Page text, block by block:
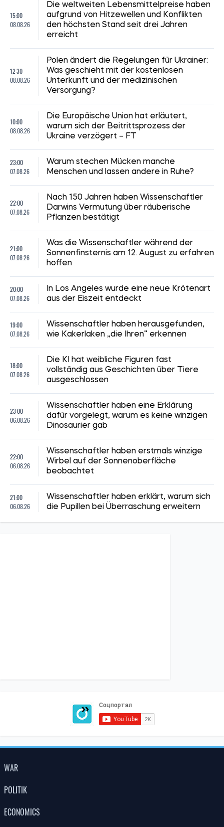
15:00
08.08.26
Die weltweiten Lebensmittelpreise haben
aufgrund von Hitzewellen und Konflikten
den höchsten Stand seit drei Jahren
erreicht
12:30
08.08.26
Polen ändert die Regelungen für Ukrainer:
Was geschieht mit der kostenlosen
Unterkunft und der medizinischen
Versorgung?
10:00
08.08.26
Die Europäische Union hat erläutert,
warum sich der Beitrittsprozess der
Ukraine verzögert – FT
23:00
07.08.26
Warum stechen Mücken manche
Menschen und lassen andere in Ruhe?
22:00
07.08.26
Nach 150 Jahren haben Wissenschaftler
Darwins Vermutung über räuberische
Pflanzen bestätigt
21:00
07.08.26
Was die Wissenschaftler während der
Sonnenfinsternis am 12. August zu erfahren
hoffen
20:00
07.08.26
In Los Angeles wurde eine neue Krötenart
aus der Eiszeit entdeckt
19:00
07.08.26
Wissenschaftler haben herausgefunden,
wie Kakerlaken „die Ihren“ erkennen
18:00
07.08.26
Die KI hat weibliche Figuren fast
vollständig aus Geschichten über Tiere
ausgeschlossen
23:00
06.08.26
Wissenschaftler haben eine Erklärung
dafür vorgelegt, warum es keine winzigen
Dinosaurier gab
22:00
06.08.26
Wissenschaftler haben erstmals winzige
Wirbel auf der Sonnenoberfläche
beobachtet
21:00
06.08.26
Wissenschaftler haben erklärt, warum sich
die Pupillen bei Überraschung erweitern
WAR
POLITIK
ECONOMICS